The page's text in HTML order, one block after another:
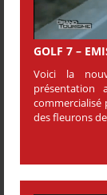
GOLF 7 –
Voici la
présentation
commercialisé
des fleurons